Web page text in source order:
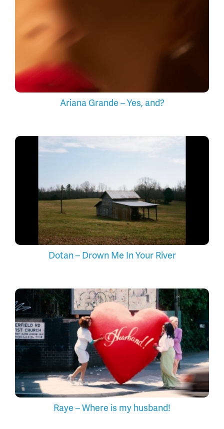
Ariana Grande – Yes, and?
Dotan – Drown Me In Your River
Raye – Where is my husband!